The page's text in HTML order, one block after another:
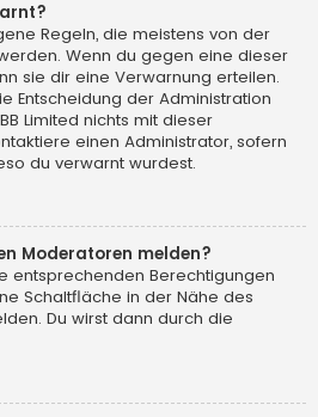
Regeln, die meistens von der
Wenn du gegen eine dieser
sie dir eine Verwarnung erteilen.
Entscheidung der Administration
Limited nichts mit dieser
einen Administrator, sofern
du verwarnt wurdest.
Moderatoren melden?
entsprechenden Berechtigungen
Schaltfläche in der Nähe des
Du wirst dann durch die